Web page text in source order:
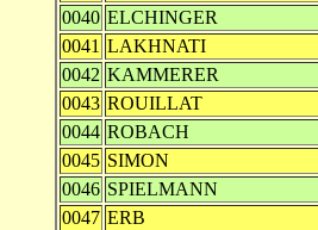
0040 ELCHINGER
0041 LAKHNATI
0042 KAMMERER
0043 ROUILLAT
0044 ROBACH
0045 SIMON
0046 SPIELMANN
0047 ERB